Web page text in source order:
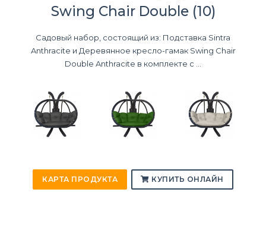
Swing Chair Double (10)
Садовый набор, состоящий из: Подставка Sintra
Anthracite и Деревянное кресло-гамак Swing Chair
Double Anthracite в комплекте с ...
КАРТА ПРОДУКТА КУПИТЬ ОНЛАЙН